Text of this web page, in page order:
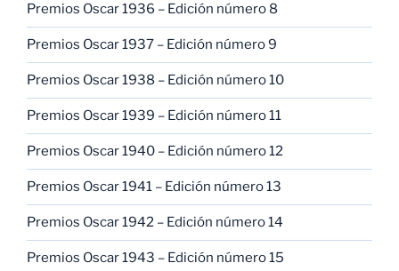
Premios Oscar 1936 – Edición número 8
Premios Oscar 1937 – Edición número 9
Premios Oscar 1938 – Edición número 10
Premios Oscar 1939 – Edición número 11
Premios Oscar 1940 – Edición número 12
Premios Oscar 1941 – Edición número 13
Premios Oscar 1942 – Edición número 14
Premios Oscar 1943 – Edición número 15